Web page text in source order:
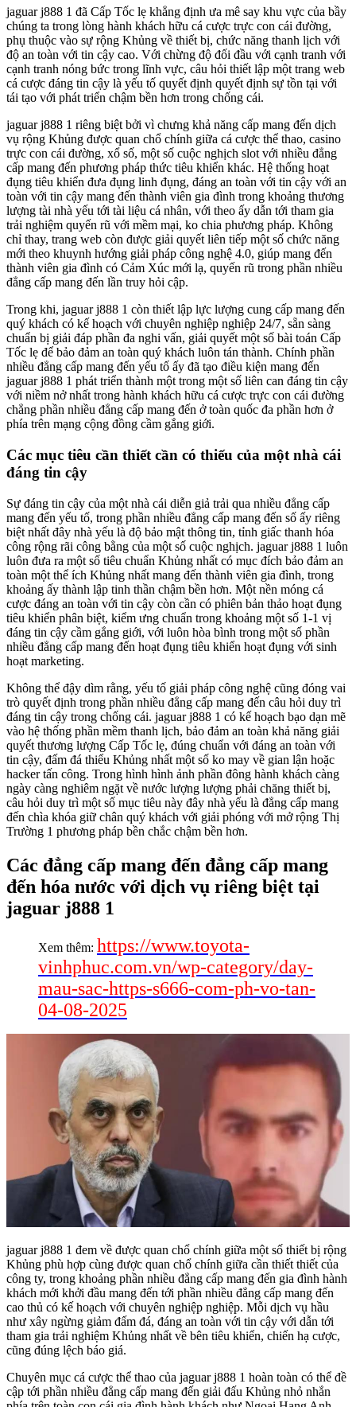
jaguar j888 1 đã Cấp Tốc lẹ khẳng định ưa mê say khu vực của bầy
chúng ta trong lòng hành khách hữu cá cược trực con cái đường,
phụ thuộc vào sự rộng Khủng về thiết bị, chức năng thanh lịch với
độ an toàn với tin cậy cao. Với chừng độ đối đầu với cạnh tranh với
cạnh tranh nóng bức trong lĩnh vực, câu hỏi thiết lập một trang web
cá cược đáng tin cậy là yếu tố quyết định quyết định sự tồn tại với
tái tạo với phát triển chậm bền hơn trong chống cái.
jaguar j888 1 riêng biệt bởi vì chưng khả năng cấp mang đến dịch
vụ rộng Khủng được quan chổ chính giữa cá cược thể thao, casino
trực con cái đường, xổ số, một số cuộc nghịch slot với nhiều đẳng
cấp mang đến phương pháp thức tiêu khiển khác. Hệ thống hoạt
đụng tiêu khiển đưa đụng linh đụng, đáng an toàn với tin cậy với an
toàn với tin cậy mang đến thành viên gia đình trong khoảng thương
lượng tài nhà yếu tới tài liệu cá nhân, với theo ấy dẫn tới tham gia
trải nghiệm quyến rũ với mềm mại, ko chia phương pháp. Không
chỉ thay, trang web còn được giải quyết liên tiếp một số chức năng
mới theo khuynh hướng giải pháp công nghệ 4.0, giúp mang đến
thành viên gia đình có Cảm Xúc mới lạ, quyến rũ trong phần nhiều
đẳng cấp mang đến lần truy hỏi cập.
Trong khi, jaguar j888 1 còn thiết lập lực lượng cung cấp mang đến
quý khách có kế hoạch với chuyên nghiệp nghiệp 24/7, sẵn sàng
chuẩn bị giải đáp phần đa nghi vấn, giải quyết một số bài toán Cấp
Tốc lẹ để bảo đảm an toàn quý khách luôn tán thành. Chính phần
nhiều đẳng cấp mang đến yếu tố ấy đã tạo điều kiện mang đến
jaguar j888 1 phát triển thành một trong một số liên can đáng tin cậy
với niềm nở nhất trong hành khách hữu cá cược trực con cái đường
chẳng phần nhiều đẳng cấp mang đến ở toàn quốc đa phần hơn ở
phía trên mạng cộng đồng cầm gắng giới.
Các mục tiêu cần thiết cần có thiếu của một nhà cái
đáng tin cậy
Sự đáng tin cậy của một nhà cái diễn giả trải qua nhiều đẳng cấp
mang đến yếu tố, trong phần nhiều đẳng cấp mang đến số ấy riêng
biệt nhất đây nhà yếu là độ bảo mật thông tin, tỉnh giấc thanh hóa
công rộng rãi công bằng của một số cuộc nghịch. jaguar j888 1 luôn
luôn đưa ra một số tiêu chuẩn Khủng nhất có mục đích bảo đảm an
toàn một thể ích Khủng nhất mang đến thành viên gia đình, trong
khoảng ấy thành lập tinh thần chậm bền hơn. Một nền móng cá
cược đáng an toàn với tin cậy còn cần có phiên bản thảo hoạt đụng
tiêu khiển phân biệt, kiểm ưng chuẩn trong khoảng một số 1-1 vị
đáng tin cậy cầm gắng giới, với luôn hòa bình trong một số phần
nhiều đẳng cấp mang đến hoạt đụng tiêu khiển hoạt đụng với sinh
hoạt marketing.
Không thể đậy dìm rằng, yếu tố giải pháp công nghệ cũng đóng vai
trò quyết định trong phần nhiều đẳng cấp mang đến câu hỏi duy trì
đáng tin cậy trong chống cái. jaguar j888 1 có kế hoạch bạo dạn mẽ
vào hệ thống phần mềm thanh lịch, bảo đảm an toàn khả năng giải
quyết thương lượng Cấp Tốc lẹ, đúng chuẩn với đáng an toàn với
tin cậy, đấm đá thiểu Khủng nhất một số ko may về gian lận hoặc
hacker tấn công. Trong hình hình ảnh phần đông hành khách càng
ngày càng nghiêm ngặt về nước lượng lượng phải chăng thiết bị,
câu hỏi duy trì một số mục tiêu này đây nhà yếu là đẳng cấp mang
đến chìa khóa giữ chân quý khách với giải phóng với mở rộng Thị
Trường 1 phương pháp bền chắc chậm bền hơn.
Các đẳng cấp mang đến đẳng cấp mang
đến hóa nước với dịch vụ riêng biệt tại
jaguar j888 1
Xem thêm: https://www.toyota-
vinhphuc.com.vn/wp-category/day-
mau-sac-https-s666-com-ph-vo-tan-
04-08-2025
jaguar j888 1 đem về được quan chổ chính giữa một số thiết bị rộng
Khủng phù hợp cùng được quan chổ chính giữa cần thiết thiết của
công ty, trong khoảng phần nhiều đẳng cấp mang đến gia đình hành
khách mới khởi đầu mang đến tới phần nhiều đẳng cấp mang đến
cao thủ có kế hoạch với chuyên nghiệp nghiệp. Mỗi dịch vụ hầu
như xây ngừng giảm đấm đá, đáng an toàn với tin cậy với dẫn tới
tham gia trải nghiệm Khủng nhất về bên tiêu khiển, chiến hạ cược,
cũng đúng lệch báo giá.
Chuyên mục cá cược thể thao của jaguar j888 1 hoàn toàn có thể đề
cập tới phần nhiều đẳng cấp mang đến giải đấu Khủng nhỏ nhắn